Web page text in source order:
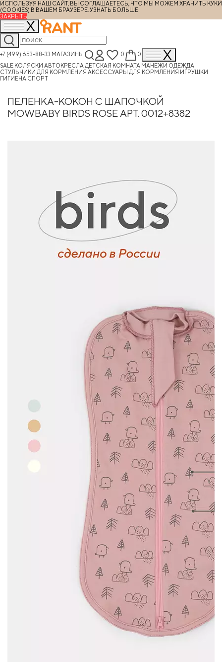
ИСПОЛЬЗУЯ НАШ САЙТ, ВЫ СОГЛАШАЕТЕСЬ, ЧТО МЫ МОЖЕМ ХРАНИТЬ КУКИ
(COOKIES) В ВАШЕМ БРАУЗЕРЕ. УЗНАТЬ БОЛЬШЕ
ЗАКРЫТЬ
+7 (499) 653-88-33 МАГАЗИНЫ 0
0
SALE КОЛЯСКИ АВТОКРЕСЛА ДЕТСКАЯ КОМНАТА МАНЕЖИ ОДЕЖДА
СТУЛЬЧИКИ ДЛЯ КОРМЛЕНИЯ АКСЕССУАРЫ ДЛЯ КОРМЛЕНИЯ ИГРУШКИ
ГИГИЕНА СПОРТ
ПЕЛЕНКА-КОКОН С ШАПОЧКОЙ
MOWBABY BIRDS ROSE АРТ. 0012+8382